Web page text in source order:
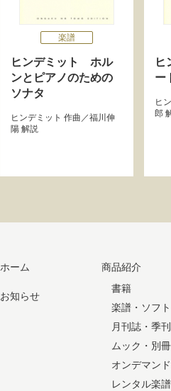
楽譜
ヒンデミット ホル
ンとピアノのための
ソナタ
ヒンデミット 作曲／福川伸
陽 解説
ヒ
ー
ヒ
郎
ホーム
お知らせ
商品紹介
書籍
楽譜・ソフト
月刊誌・季
ムック・別冊
オンデマン
レンタル楽譜